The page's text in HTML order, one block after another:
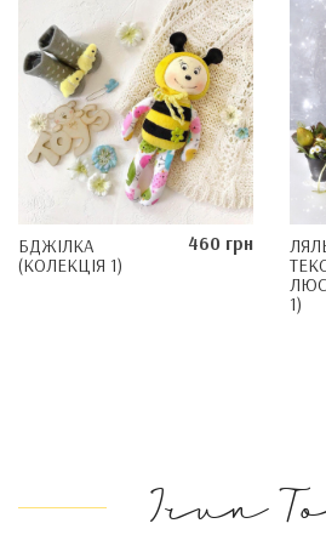
БДЖІЛКА
(КОЛЕКЦІЯ 1)
460 грн
1)
Irun